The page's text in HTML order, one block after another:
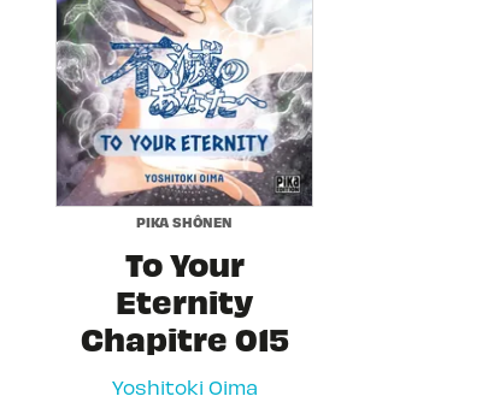
PIKA SHÔNEN
To Your
Eternity
Chapitre 015
Yoshitoki Oima